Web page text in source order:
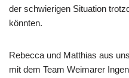
der schwierigen Situation
könnten.
Rebecca und Matthias aus
mit dem Team Weimarer